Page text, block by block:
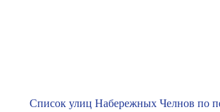
Список улиц Набережных Челнов по